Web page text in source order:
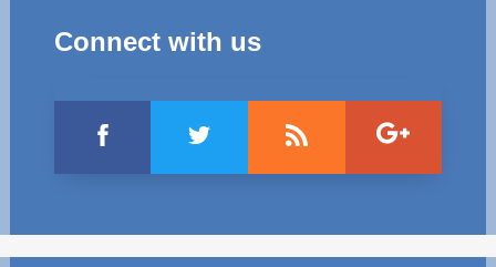
Connect with us